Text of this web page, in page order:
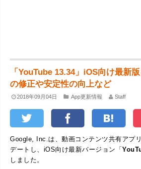
「YouTube 13.34」iOS向け最新
の修正や安定性の向上など
2018年09月04日 App更新情報 Staff
Google, Inc.は、動画コンテンツ共有アプ
デートし、iOS向け最新バージョン「
しました。